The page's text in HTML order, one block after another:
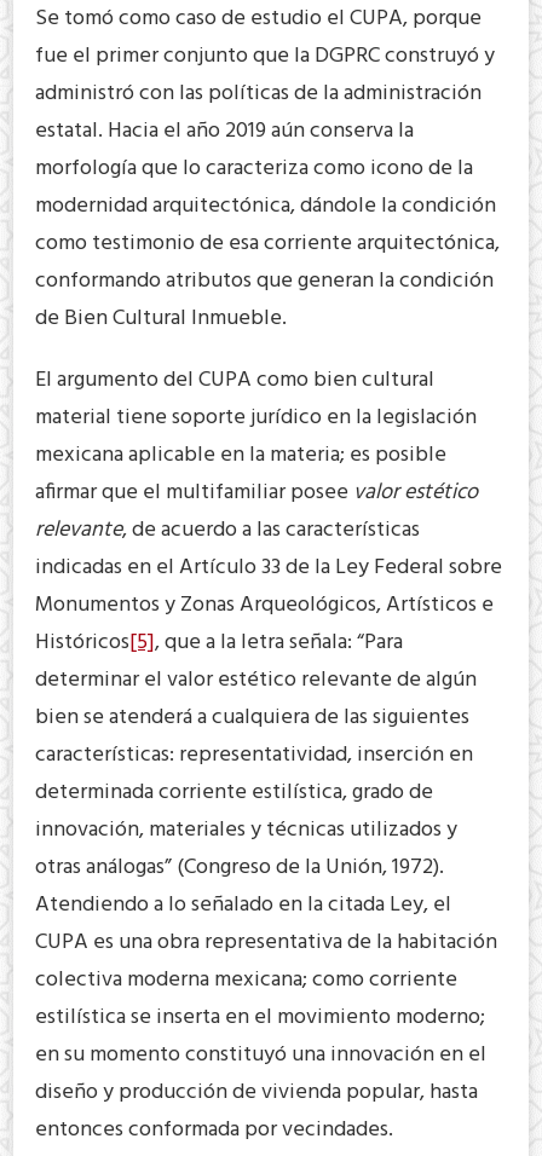
Se tomó como caso de estudio el CUPA, porque
fue el primer conjunto que la DGPRC construyó y
administró con las políticas de la administración
estatal. Hacia el año 2019 aún conserva la
morfología que lo caracteriza como icono de la
modernidad arquitectónica, dándole la condición
como testimonio de esa corriente arquitectónica,
conformando atributos que generan la condición
de Bien Cultural Inmueble.
El argumento del CUPA como bien cultural
material tiene soporte jurídico en la legislación
mexicana aplicable en la materia; es posible
afirmar que el multifamiliar posee valor estético
relevante, de acuerdo a las características
indicadas en el Artículo 33 de la Ley Federal sobre
Monumentos y Zonas Arqueológicos, Artísticos e
Históricos[5], que a la letra señala: “Para
determinar el valor estético relevante de algún
bien se atenderá a cualquiera de las siguientes
características: representatividad, inserción en
determinada corriente estilística, grado de
innovación, materiales y técnicas utilizados y
otras análogas” (Congreso de la Unión, 1972).
Atendiendo a lo señalado en la citada Ley, el
CUPA es una obra representativa de la habitación
colectiva moderna mexicana; como corriente
estilística se inserta en el movimiento moderno;
en su momento constituyó una innovación en el
diseño y producción de vivienda popular, hasta
entonces conformada por vecindades.